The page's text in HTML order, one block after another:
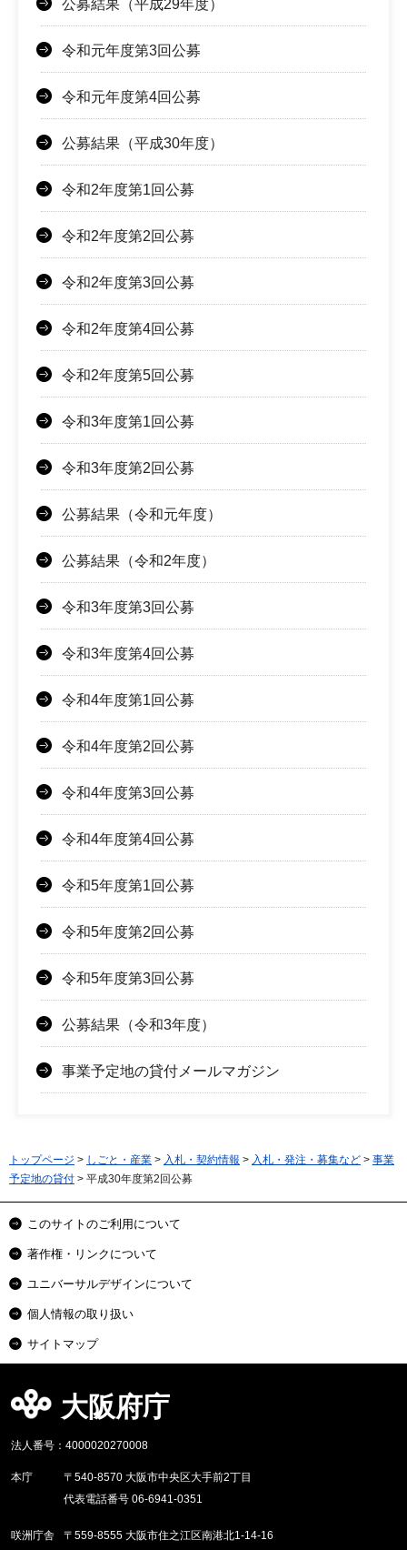
公募結果（平成29年度）
令和元年度第3回公募
令和元年度第4回公募
公募結果（平成30年度）
令和2年度第1回公募
令和2年度第2回公募
令和2年度第3回公募
令和2年度第4回公募
令和2年度第5回公募
令和3年度第1回公募
令和3年度第2回公募
公募結果（令和元年度）
公募結果（令和2年度）
令和3年度第3回公募
令和3年度第4回公募
令和4年度第1回公募
令和4年度第2回公募
令和4年度第3回公募
令和4年度第4回公募
令和5年度第1回公募
令和5年度第2回公募
令和5年度第3回公募
公募結果（令和3年度）
事業予定地の貸付メールマガジン
トップページ > しごと・産業 > 入札・契約情報 > 入札・発注・募集など > 事業
予定地の貸付 > 平成30年度第2回公募
このサイトのご利用について
著作権・リンクについて
ユニバーサルデザインについて
個人情報の取り扱い
サイトマップ
大阪府庁
法人番号：4000020270008
本庁
〒540-8570 大阪市中央区大手前2丁目
代表電話番号 06-6941-0351
咲洲庁舎 〒559-8555 大阪市住之江区南港北1-14-16